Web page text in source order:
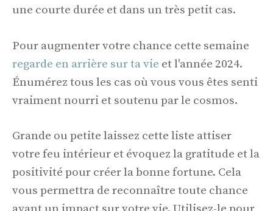
une courte durée et dans un très petit cas.
Pour augmenter votre chance cette semaine
regarde en arrière sur ta vie et l'année 2024.
Énumérez tous les cas où vous vous êtes senti
vraiment nourri et soutenu par le cosmos.
Grande ou petite laissez cette liste attiser
votre feu intérieur et évoquez la gratitude et la
positivité pour créer la bonne fortune. Cela
vous permettra de reconnaître toute chance